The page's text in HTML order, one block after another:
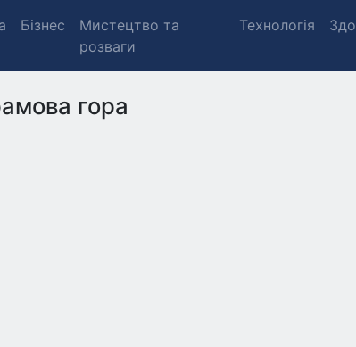
Бізнес
Мистецтво та
розваги
Технологія
гора